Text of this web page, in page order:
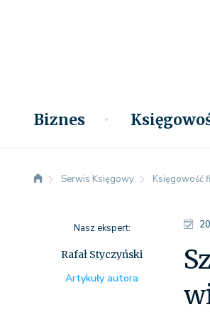
Biznes
Serwis Księgowy Księgowość
Nasz ekspert:
Rafał Styczyński
Artykuły autora